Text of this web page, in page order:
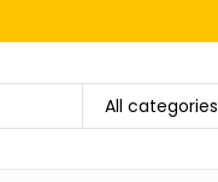
All categories